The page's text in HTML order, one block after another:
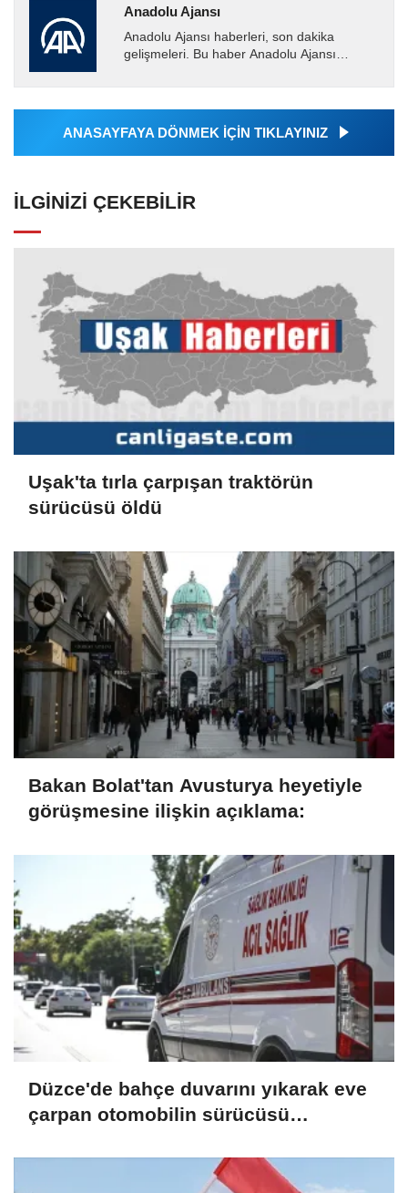
Anadolu Ajansı
Anadolu Ajansı haberleri, son dakika
gelişmeleri. Bu haber Anadolu Ajansı
tarafından geçilen tüm...
ANASAYFAYA DÖNMEK İÇİN TIKLAYINIZ
İLGINIZI ÇEKEBILIR
Uşak'ta tırla çarpışan traktörün
sürücüsü öldü
Bakan Bolat'tan Avusturya heyetiyle
görüşmesine ilişkin açıklama:
Düzce'de bahçe duvarını yıkarak eve
çarpan otomobilin sürücüsü